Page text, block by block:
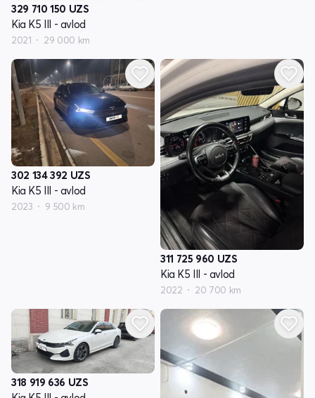
329 710 150 UZS
Kia K5 III - avlod
2021 29 000 km
302 134 392 UZS
Kia K5 III - avlod
2023 9 500 km
311 725 960 UZS
Kia K5 III - avlod
2022 20 700 km
318 919 636 UZS